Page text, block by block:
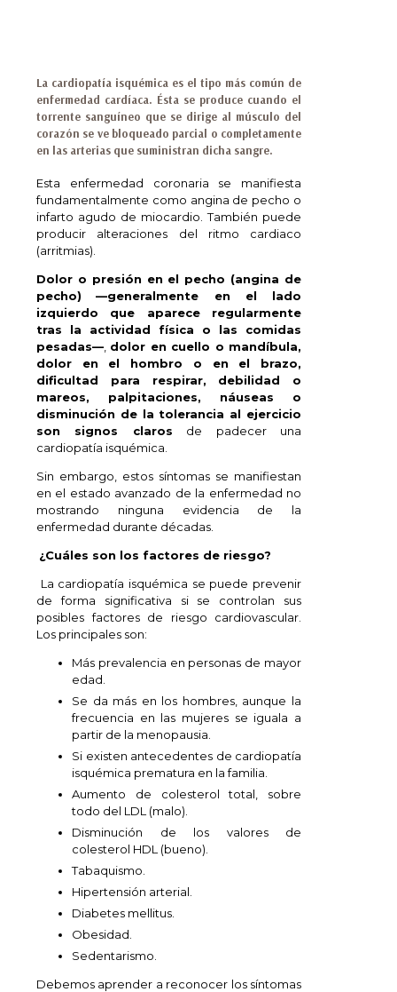
La cardiopatía isquémica es el tipo más común de
enfermedad cardíaca. Ésta se produce cuando el
torrente sanguíneo que se dirige al músculo del
corazón se ve bloqueado parcial o completamente
en las arterias que suministran dicha sangre.
Esta enfermedad coronaria se manifiesta
fundamentalmente como angina de pecho o
infarto agudo de miocardio. También puede
producir alteraciones del ritmo cardiaco
(arritmias).
Dolor o presión en el pecho (angina de
pecho)
—generalmente en el lado
izquierdo que aparece regularmente
tras la actividad física o las comidas
pesadas— dolor en cuello o mandíbula,
dolor en el hombro o en el brazo,
dificultad para respirar, debilidad o
mareos, palpitaciones, náuseas o
disminución de la tolerancia al ejercicio
son signos claros de padecer una
cardiopatía isquémica.
Sin embargo, estos síntomas se manifiestan
en el estado avanzado de la enfermedad no
mostrando ninguna evidencia de la
enfermedad durante décadas.
¿Cuáles son los factores de riesgo?
La cardiopatía isquémica se puede prevenir
de forma significativa si se controlan sus
posibles factores de riesgo cardiovascular.
Los principales son:
Más prevalencia en personas de mayor
edad.
Se da más en los hombres, aunque la
frecuencia en las mujeres se iguala a
partir de la menopausia.
Si existen antecedentes de cardiopatía
isquémica prematura en la familia.
Aumento de colesterol total, sobre
todo del LDL (malo).
Disminución de los valores de
colesterol HDL (bueno).
Tabaquismo.
Hipertensión arterial.
Diabetes mellitus.
Obesidad.
Sedentarismo.
Debemos aprender a reconocer los síntomas